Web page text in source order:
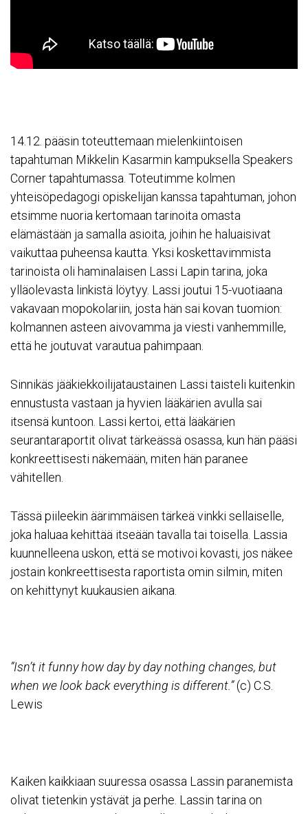
14.12. pääsin toteuttemaan mielenkiintoisen
tapahtuman Mikkelin Kasarmin kampuksella Speakers
Corner tapahtumassa. Toteutimme kolmen
yhteisöpedagogi opiskelijan kanssa tapahtuman, johon
etsimme nuoria kertomaan tarinoita omasta
elämästään ja samalla asioita, joihin he haluaisivat
vaikuttaa puheensa kautta. Yksi koskettavimmista
tarinoista oli haminalaisen Lassi Lapin tarina, joka
ylläolevasta linkistä löytyy. Lassi joutui 15-vuotiaana
vakavaan mopokolariin, josta hän sai kovan tuomion:
kolmannen asteen aivovamma ja viesti vanhemmille,
että he joutuvat varautua pahimpaan.
Sinnikäs jääkiekkoilijataustainen Lassi taisteli kuitenkin
ennustusta vastaan ja hyvien lääkärien avulla sai
itsensä kuntoon. Lassi kertoi, että lääkärien
seurantaraportit olivat tärkeässä osassa, kun hän pääsi
konkreettisesti näkemään, miten hän paranee
vähitellen.
Tässä piileekin äärimmäisen tärkeä vinkki sellaiselle,
joka haluaa kehittää itseään tavalla tai toisella. Lassia
kuunnelleena uskon, että se motivoi kovasti, jos näkee
jostain konkreettisesta raportista omin silmin, miten
on kehittynyt kuukausien aikana.
”Isn’t it funny how day by day nothing changes, but
when we look back everything is different.”(c) C.S.
Lewis
Kaiken kaikkiaan suuressa osassa Lassin paranemista
olivat tietenkin ystävät ja perhe. Lassin tarina on